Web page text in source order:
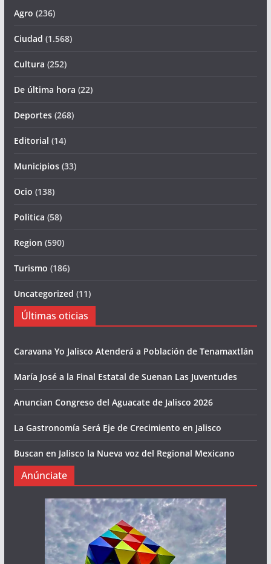
Agro (236)
Ciudad (1.568)
Cultura (252)
De última hora (22)
Deportes(268)
Editorial (14)
Municipios(33)
Ocio (138)
Politica (58)
Region (590)
Turismo (186)
Uncategorized (11)
Últimas oticias
Caravana Yo Jalisco Atenderá a Población de Tenamaxtlán
María José a la Final Estatal de Suenan Las Juventudes
Anuncian Congreso del Aguacate de Jalisco 2026
La Gastronomía Será Eje de Crecimiento en Jalisco
Buscan en Jalisco la Nueva voz del Regional Mexicano
Anúnciate